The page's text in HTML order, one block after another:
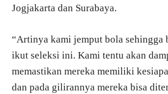
Jogjakarta dan Surabaya.
“Artinya kami jemput bola sehingga
ikut seleksi ini. Kami tentu akan
memastikan mereka memiliki
dan pada gilirannya mereka bisa